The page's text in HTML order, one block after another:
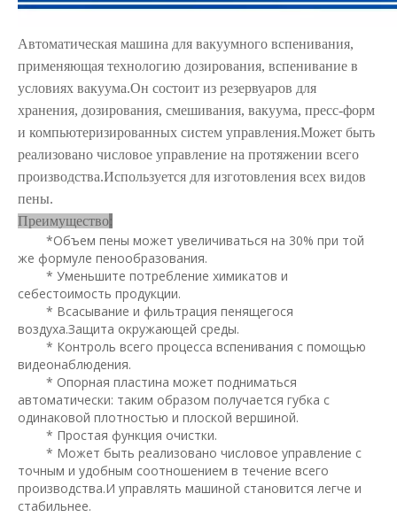
Автоматическая машина для вакуумного вспенивания,
применяющая технологию дозирования, вспенивание в
условиях вакуума.Он состоит из резервуаров для
хранения, дозирования, смешивания, вакуума, пресс-форм
и компьютеризированных систем управления.Может быть
реализовано числовое управление на протяжении всего
производства.Используется для изготовления всех видов
пены.
Преимущество
*Объем пены может увеличиваться на 30% при той
же формуле пенообразования.
* Уменьшите потребление химикатов и
себестоимость продукции.
* Всасывание и фильтрация пенящегося
воздуха.Защита окружающей среды.
* Контроль всего процесса вспенивания с помощью
видеонаблюдения.
* Опорная пластина может подниматься
автоматически: таким образом получается губка с
одинаковой плотностью и плоской вершиной.
* Простая функция очистки.
* Может быть реализовано числовое управление с
точным и удобным соотношением в течение всего
производства.И управлять машиной становится легче и
стабильнее.